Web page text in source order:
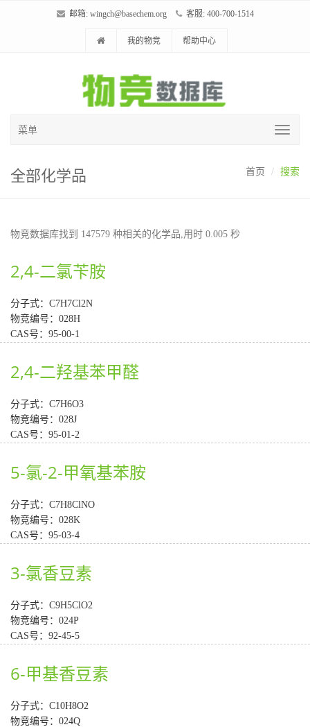
邮箱: wingch@basechem.org 客服: 400-700-1514
我的物竞 帮助中心
菜单
全部化学品 首页 搜索
物竞数据库找到 147579 种相关的化学品,用时 0.005 秒
2,4-二氯苄胺
分子式：C7H7Cl2N
物竞编号：028H
CAS号：95-00-1
2,4-二羟基苯甲醛
分子式：C7H6O3
物竞编号：028J
CAS号：95-01-2
5-氯-2-甲氧基苯胺
分子式：C7H8ClNO
物竞编号：028K
CAS号：95-03-4
3-氯香豆素
分子式：C9H5ClO2
物竞编号：024P
CAS号：92-45-5
6-甲基香豆素
分子式：C10H8O2
物竞编号：024Q